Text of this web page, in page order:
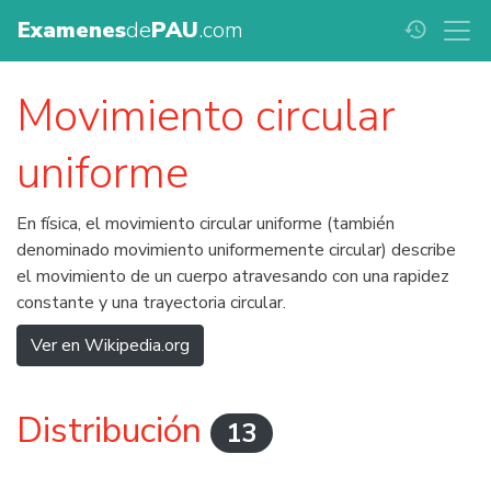
ExamenesdePAU.com history
Movimiento circular
uniforme
En física, el movimiento circular uniforme (también
denominado movimiento uniformemente circular) describe
el movimiento de un cuerpo atravesando con una rapidez
constante y una trayectoria circular.
Ver en Wikipedia.org
Distribución 13